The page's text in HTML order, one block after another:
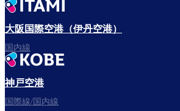
大阪国際空港（伊丹空港）
国内線
神戸空港
国際線/国内線